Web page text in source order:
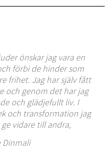
önskar jag vara en
förbi de hinder som
frihet. Jag har själv fått
och genom det har jag
och glädjefullt liv. I
och transformation jag
vidare till andra,
Dinmali